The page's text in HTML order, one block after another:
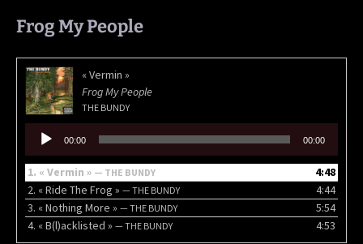
Frog My People
« Vermin »
Frog My People
THE BUNDY
Lecteur
audio
00:00 00:00
1. « Vermin » — THE BUNDY
4:48
2. « Ride The Frog » — THE BUNDY
4:44
3. « Nothing More » — THE BUNDY
5:54
4. « B(l)acklisted » — THE BUNDY 4:53